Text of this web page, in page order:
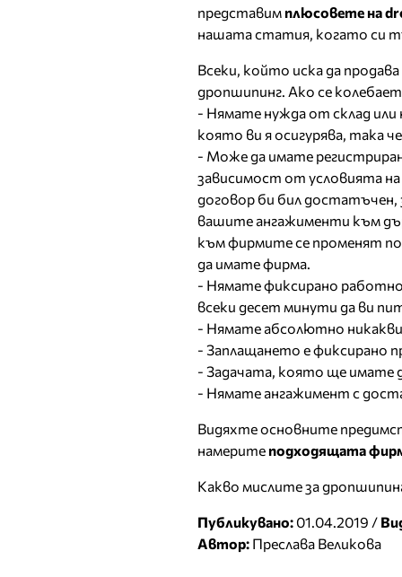
представим плюсовете на
нашата статия, когато си
Всеки, който иска да продава
дропшипинг. Ако се
- Нямате нужда от склад или
която ви я осигурява, така
- Може да имате
зависимост от условията
договор би бил достатъчен,
вашите ангажименти към
към фирмите се променят
да имате фирма.
- Нямате фиксирано работно
всеки десет минути да ви
- Нямате абсолютно никакви
- Заплащането е фиксирано
- Задачата, която ще имате
- Нямате ангажимент с
Видяхте основните
намерите подходящата
Какво мислите за
Публикувано: 01.04.2019 /
Автор: Преслава Великова